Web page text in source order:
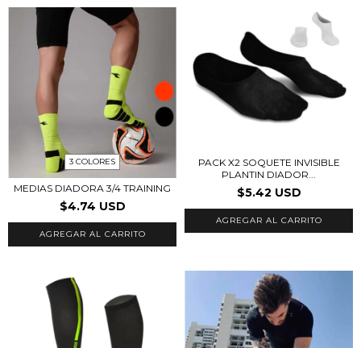
3 COLORES
MEDIAS DIADORA 3/4 TRAINING
$4.74 USD
AGREGAR AL CARRITO
PACK X2 SOQUETE INVISIBLE
PLANTIN DIADOR...
$5.42 USD